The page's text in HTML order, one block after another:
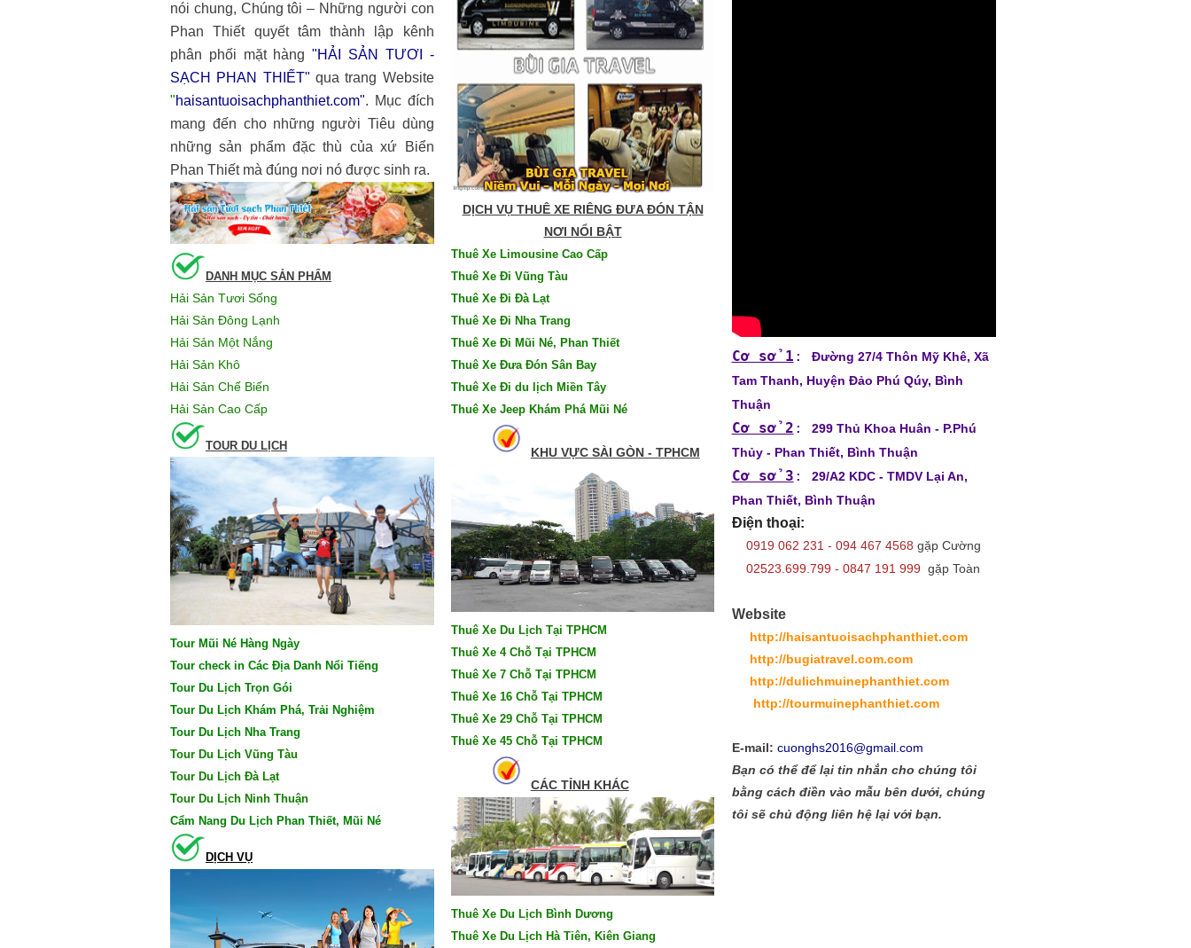
nói chung, Chúng tôi – Những người con
Phan Thiết quyết tâm thành lập kênh
phân phối mặt hàng"HẢI SẢN TƯƠI -
SẠCH PHAN THIẾT" qua trang Website
"haisantuoisachphanthiet.com". Mục đích
mang đến cho những người Tiêu dùng
những sản phẩm đặc thù của xứ Biển
Phan Thiết mà đúng nơi nó được sinh ra.
DANH MỤC SẢN PHẨM
Hải Sản Tươi Sống
Hải Sản Đông Lạnh
Hải Sản Một Nắng
Hải Sản Khô
Hải Sản Chế Biến
Hải Sản Cao Cấp
TOUR DU LỊCH
Tour Mũi Né Hàng Ngày
Tour check in Các Địa Danh Nổi Tiếng
Tour Du Lịch Trọn Gói
Tour Du Lịch Khám Phá, Trải Nghiệm
Tour Du Lịch Nha Trang
Tour Du Lịch Vũng Tàu
Tour Du Lịch Đà Lạt
Tour Du Lịch Ninh Thuận
Cẩm Nang Du Lịch Phan Thiết, Mũi Né
DỊCH VỤ
DỊCH VỤ THUÊ XE RIÊNG ĐƯA ĐÓN TẬN
NƠI NỔI BẬT
Thuê Xe Limousine Cao Cấp
Thuê Xe Đi Vũng Tàu
Thuê Xe Đi Đà Lạt
Thuê Xe Đi Nha Trang
Thuê Xe Đi Mũi Né, Phan Thiết
Thuê Xe Đưa Đón Sân Bay
Thuê Xe Đi du lịch Miền Tây
Thuê Xe Jeep Khám Phá Mũi Né
KHU VỰC SÀI GÒN - TPHCM
Thuê Xe Du Lịch Tại TPHCM
Thuê Xe 4 Chỗ Tại TPHCM
Thuê Xe 7 Chỗ Tại TPHCM
Thuê Xe 16 Chỗ Tại TPHCM
Thuê Xe 29 Chỗ Tại TPHCM
Thuê Xe 45 Chỗ Tại TPHCM
CÁC TỈNH KHÁC
Thuê Xe Du Lịch Bình Dương
Thuê Xe Du Lịch Hà Tiên, Kiên Giang
Cơ sở 1 :
Đường 27/4 Thôn Mỹ Khê, Xã
Tam Thanh, Huyện Đảo Phú Qúy, Bình
Thuận
Cơ sở 2 :
299 Thủ Khoa Huân - P.Phú
Thủy - Phan Thiết, Bình Thuận
Cơ sở 3 :
29/A2 KDC - TMDV Lại An,
Phan Thiết, Bình Thuận
Điện thoại:
0919 062 231 - 094 467 4568 gặp Cường
02523.699.799 - 0847 191 999gặp Toàn
Website
http://haisantuoisachphanthiet.com
http://bugiatravel.com.com
http://dulichmuinephanthiet.com
http://tourmuinephanthiet.com
E-mail: cuonghs2016@gmail.com
Bạn có thể để lại tin nhắn cho chúng tôi
bằng cách điền vào mẫu bên dưới, chúng
tôi sẽ chủ động liên hệ lại với bạn.